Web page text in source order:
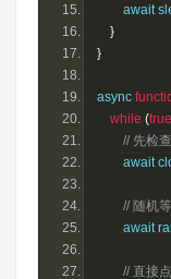
}
}
async
while (true
// 先检
// 随机
// 直接